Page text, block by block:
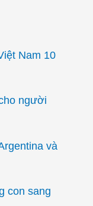
Nam 10
người
và
con sang